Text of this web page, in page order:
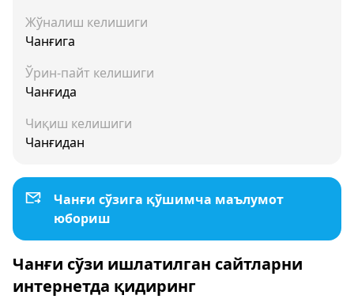
Жўналиш келишиги
Чанғига
Ўрин-пайт келишиги
Чанғида
Чиқиш келишиги
Чанғидан
Чанғи сўзига қўшимча маълумот
юбориш
Чанғи сўзи ишлатилган сайтларни
интернетда қидиринг